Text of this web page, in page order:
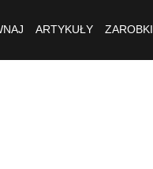
ARTYKUŁY ZAROBKI